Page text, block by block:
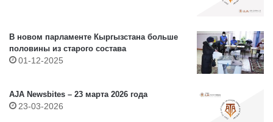
В новом парламенте Кыргызстана больше
половины из старого состава
01-12-2025
AJA Newsbites – 23 марта 2026 года
23-03-2026